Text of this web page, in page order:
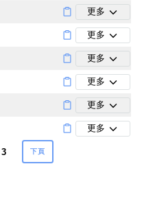
更多
更多
更多
更多
更多
更多
3 下頁